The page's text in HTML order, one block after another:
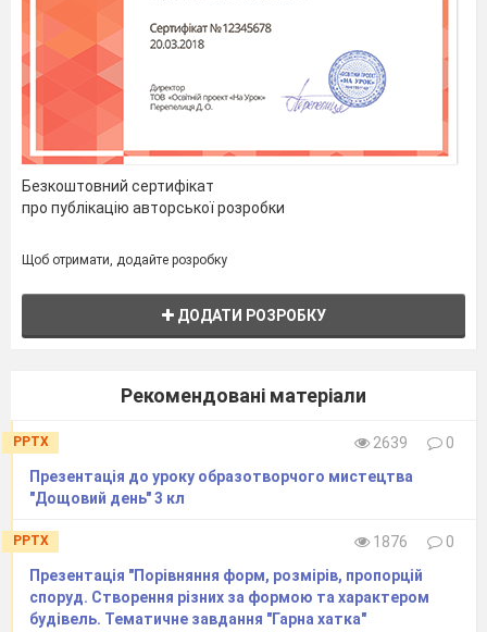
працювати олівцем, фарбами та гуашю і т. д. В
даному матеріалі різні техніки, за допомогою
яких можна у формі гри зробити роботу
веселіше і швидше.
Сьогодні ми навчимося застосовувати прийом
роботи акварельними фабами «по-
мокрому»,виконавши композицію «Осінній
дерева і травичку вмиє рясний дощик.
Звертаю вашу увагу на задачі уроку:свобода
творчості,краса, акуратність та естетичність
навчальної діяльності.
1.
Споглядання художніх творів «Хвилинка
милування».
Перегляд відеопрезентації творів художників
про осінь. Аналіз.
- Переглянемо твори відомих художників-
пейзажистів про осінь. Зверніть увагу на назви
творів живопису.
Безкоштовний сертифікат
про публікацію авторської розробки
Щоб отримати, додайте розробку
ДОДАТИ РОЗРОБКУ
Рекомендовані матеріали
PPTX 2639
0
Презентація до уроку образотворчого мистецтва
"Дощовий день" 3 кл
PPTX 1876
0
Презентація "Порівняння форм, розмірів, пропорцій
споруд. Створення різних за формою та характером
будівель. Тематичне завдання "Гарна хатка"